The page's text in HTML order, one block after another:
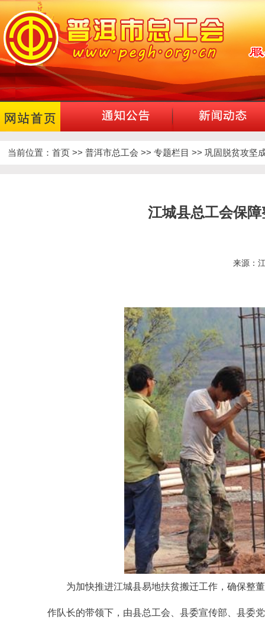
当前位置： 首页 >> 普洱市总工会 >> 专题栏目 >> 巩固脱贫攻坚
江城县总工会保
来源：
为加快推进江城县易地扶贫搬迁工作，确保整
作队长的带领下，由县总工会、县委宣传部、县委